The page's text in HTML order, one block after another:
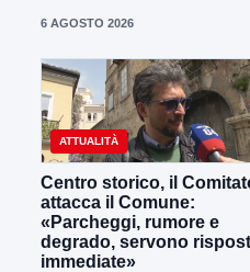
6 AGOSTO 2026
ATTUALITÀ
Centro storico, il
attacca il Comune:
«Parcheggi, rumore e
degrado, servono
immediate»